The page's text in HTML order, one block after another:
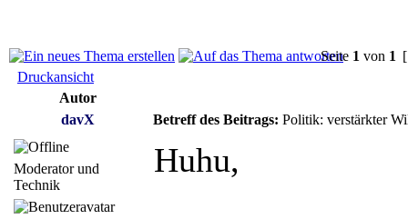
Seite 1 von 1
Druckansicht
Autor
davX
Betreff des Beitrags: Politik: verstärkter
Moderator und
Technik
Huhu,